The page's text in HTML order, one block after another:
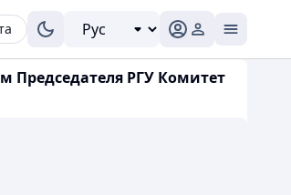
Председателя РГУ Комитет